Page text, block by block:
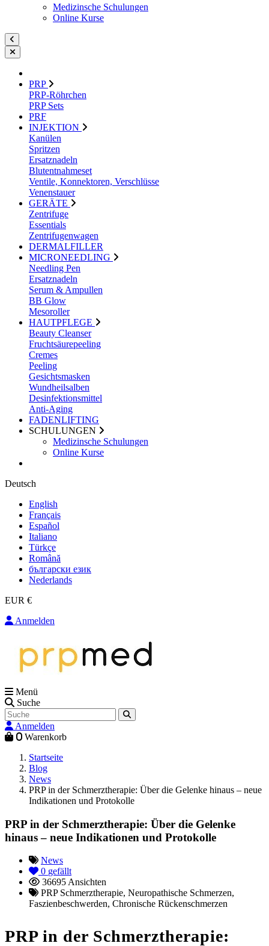
Medizinsche Schulungen
Online Kurse
PRP
PRP-Röhrchen
PRP Sets
PRF
INJEKTION
Kanülen
Spritzen
Ersatznadeln
Blutentnahmeset
Ventile, Konnektoren, Verschlüsse
Venenstauer
GERÄTE
Zentrifuge
Essentials
Zentrifugenwagen
DERMALFILLER
MICRONEEDLING
Needling Pen
Ersatznadeln
Serum & Ampullen
BB Glow
Mesoroller
HAUTPFLEGE
Beauty Cleanser
Fruchtsäurepeeling
Cremes
Peeling
Gesichtsmasken
Wundheilsalben
Desinfektionsmittel
Anti-Aging
FADENLIFTING
SCHULUNGEN
Medizinsche Schulungen
Online Kurse
Deutsch
English
Français
Español
Italiano
Türkçe
Română
български език
Nederlands
EUR €
Anmelden
Menü
Suche
Anmelden
0 Warenkorb
Startseite
Blog
News
PRP in der Schmerztherapie: Über die Gelenke hinaus – neue
Indikationen und Protokolle
PRP in der Schmerztherapie: Über die Gelenke
hinaus – neue Indikationen und Protokolle
News
0 gefällt
36695 Ansichten
PRP Schmerztherapie, Neuropathische Schmerzen,
Faszienbeschwerden, Chronische Rückenschmerzen
PRP in der Schmerztherapie: